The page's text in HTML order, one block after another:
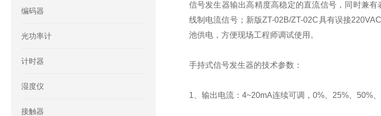
编码器
光功率计
计时器
湿度仪
接触器
信号发生器输出高精度高稳定的直流信号，同时兼
线制电流信号；新版ZT-02B/ZT-02C具有误接
池供电，方便现场工程师调试使用。
手持式信号发生器的技术参数：
1、输出电流：4~20mA连续可调，0%、25%、50%